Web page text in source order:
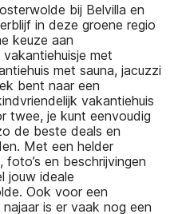
bij Belvilla en
in deze groene regio
keuze aan
met
met sauna, jacuzzi
bent naar een
vakantiehuis
twee, je kunt eenvoudig
de beste deals en
Met een helder
en beschrijvingen
jouw ideale
Ook voor een
is er vaak nog een